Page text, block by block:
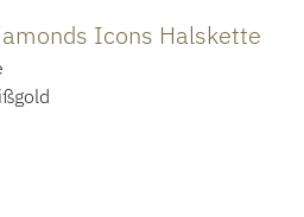
Icons Halskette